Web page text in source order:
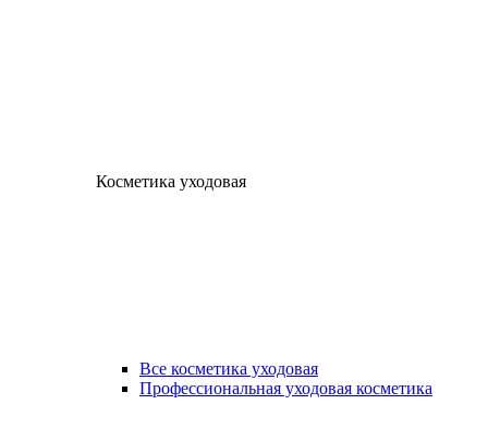
Косметика уходовая
Все косметика уходовая
Профессиональная уходовая косметика